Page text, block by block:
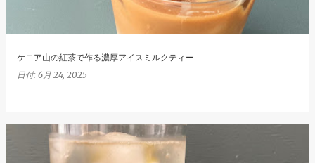
ケニア山の紅茶で作る濃厚アイスミルクティー
日付: 6月 24, 2025